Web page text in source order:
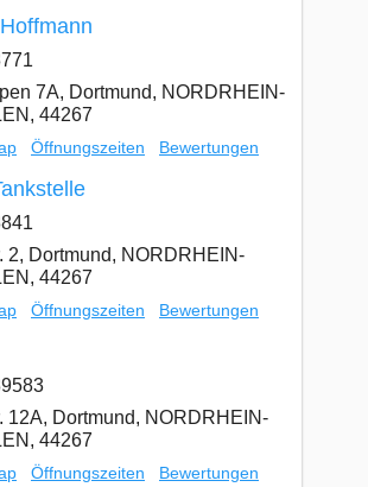
7A, Dortmund, NORDRHEIN-
44267
Öffnungszeiten Bewertungen
2, Dortmund, NORDRHEIN-
44267
Öffnungszeiten Bewertungen
12A, Dortmund, NORDRHEIN-
44267
Öffnungszeiten Bewertungen